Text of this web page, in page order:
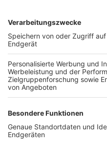
TOP-VEREINE
TOP-PARTNER